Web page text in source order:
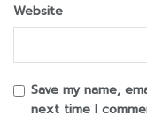
Website
Save my name,
next time I